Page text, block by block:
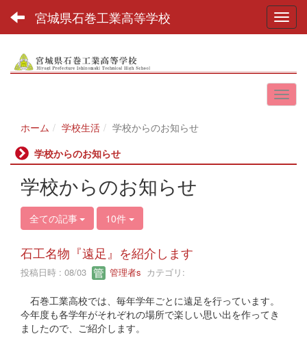
宮城県石巻工業高等学校
ホーム 学校生活
学校からのお知らせ
学校からのお知らせ
学校からのお知らせ
全ての記事 10件
石工名物『遠足』を紹介します
投稿日時 : 08/03 管理者s カテゴリ:
石巻工業高校では、毎年学年ごとに遠足を行っています。
今年度も各学年がそれぞれの場所で楽しい思い出を作ってき
ましたので、ご紹介します。